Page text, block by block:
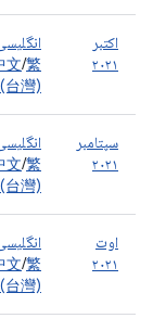
اکتبر
۲۰۲۱
文/繁
台灣)
سپتامبر
۲۰۲۱
文/繁
台灣)
اوت
۲۰۲۱
文/繁
台灣)